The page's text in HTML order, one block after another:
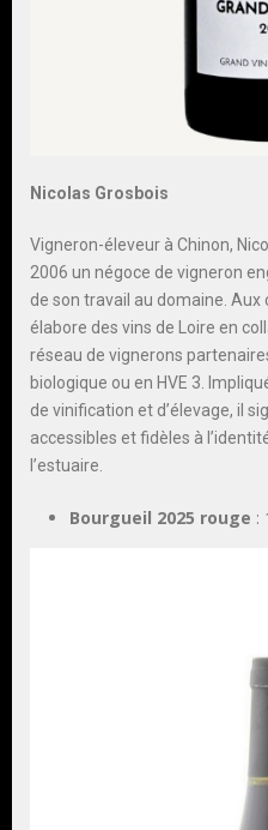
Nicolas Grosbois
Vigneron-éleveur à Chinon,
2006 un négoce de vigneron
de son travail au domaine. Aux
élabore des vins de Loire en
réseau de vignerons
biologique ou en HVE 3.
de vinification et d’élevage, il
accessibles et fidèles à
l’estuaire.
Bourgueil 2025 rouge :